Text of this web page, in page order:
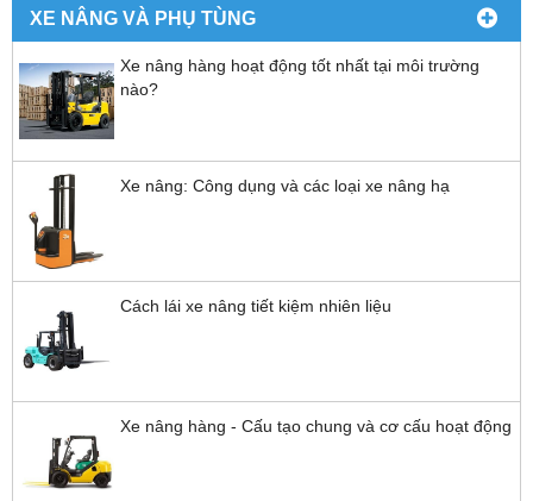
XE NÂNG VÀ PHỤ TÙNG
Xe nâng hàng hoạt động tốt nhất tại môi trường
nào?
Xe nâng: Công dụng và các loại xe nâng hạ
Cách lái xe nâng tiết kiệm nhiên liệu
Xe nâng hàng - Cấu tạo chung và cơ cấu hoạt động